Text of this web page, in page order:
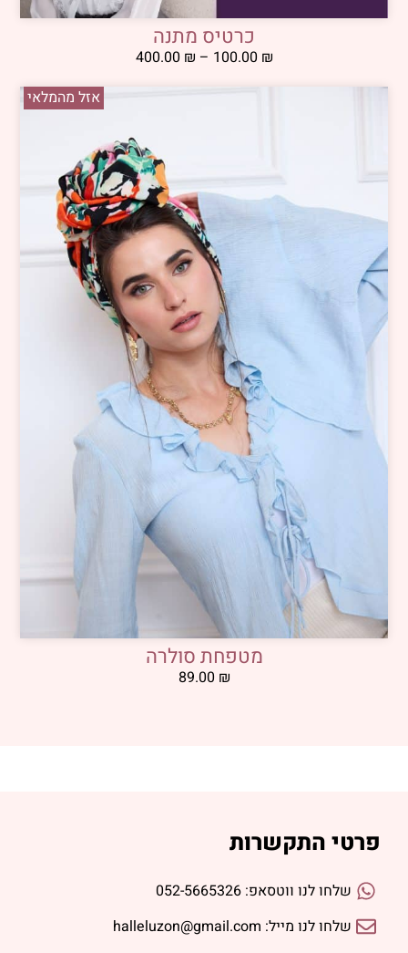
כרטיס מתנה
100.00 ₪
–
400.00 ₪
אזל מהמלאי
מטפחת סולרה
89.00 ₪
פרטי התקשרות
שלחו לנו ווטסאפ: 052-5665326
שלחו לנו מייל: halleluzon@gmail.com